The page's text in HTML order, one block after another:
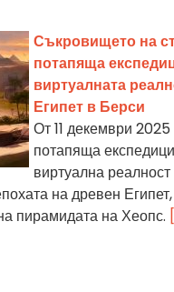
Съкровището на
потапяща
виртуалната
Египет в Берси
От 11 декември 2025
потапяща
виртуална
на древен
пирамидата на Хеопс.